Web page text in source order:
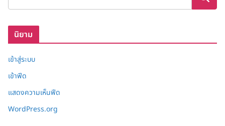
ก็
นิยาม
เข้าสู่ระบบ
เข้าฟีด
แสดงความเห็นฟีด
WordPress.org